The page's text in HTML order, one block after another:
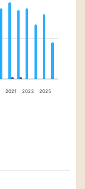
2021 2023 2025